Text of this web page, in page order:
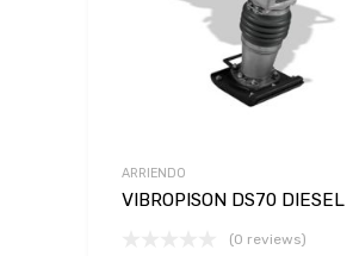
ARRIENDO
VIBROPISON DS70 DIESEL
(0 reviews)